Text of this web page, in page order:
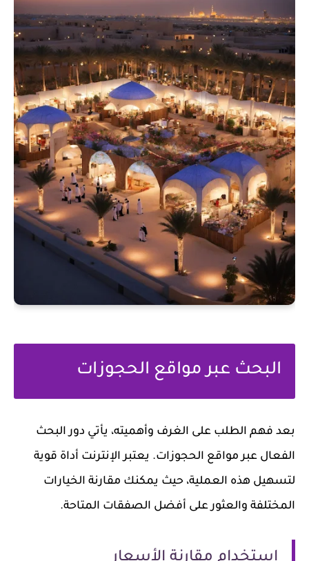
البحث عبر مواقع الحجوزات
بعد فهم الطلب على الغرف وأهميته، يأتي دور البحث
الفعال عبر مواقع الحجوزات. يعتبر الإنترنت أداة قوية
لتسهيل هذه العملية، حيث يمكنك مقارنة الخيارات
المختلفة والعثور على أفضل الصفقات المتاحة.